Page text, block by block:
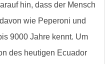
hin, dass der Mensch
wie Peperoni und
9000 Jahre kennt. Um
des heutigen Ecuador